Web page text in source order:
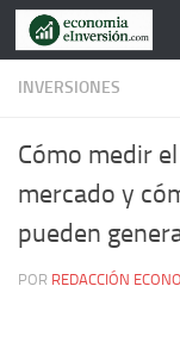
Saltar al contenido
INVERSIONES
Cómo medir
mercado y
pueden
POR REDACCIÓN